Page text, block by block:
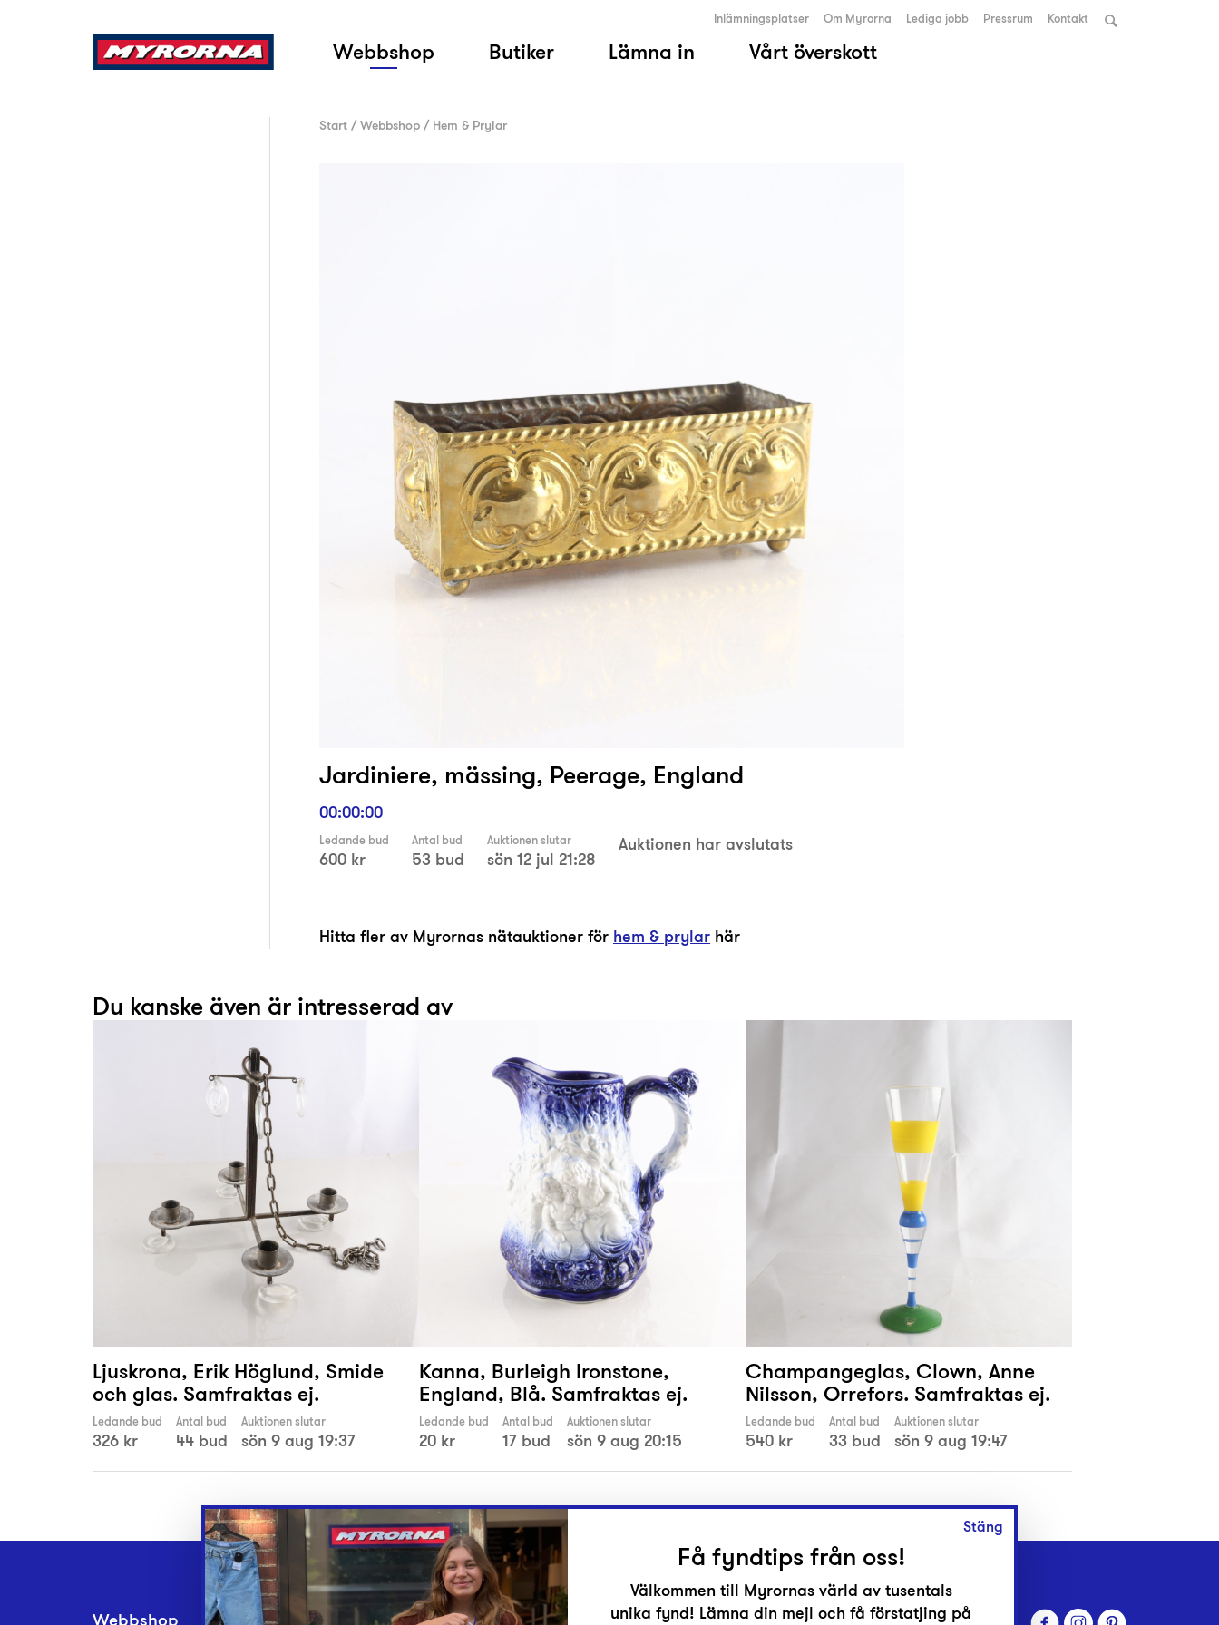
Webbshop Butiker Lämna in Vårt överskott
Inlämningsplatser Om Myrorna Lediga jobb Pressrum Kontakt
Start /Webbshop / Hem & Prylar
Jardiniere, mässing, Peerage, England
00:00:00
Ledande bud
600 kr
Antal bud
53 bud
Auktionen slutar
sön 12 jul 21:28
Auktionen har avslutats
Hitta fler av Myrornas nätauktioner för hem & prylar här
Du kanske även är intresserad av
Ljuskrona, Erik Höglund, Smide
och glas. Samfraktas ej.
Ledande bud
326 kr
Antal bud
44 bud
Auktionen slutar
sön 9 aug 19:37
Kanna, Burleigh Ironstone,
England, Blå. Samfraktas ej.
Ledande bud
20 kr
Antal bud
17 bud
Auktionen slutar
sön 9 aug 20:15
Champangeglas, Clown, Anne
Nilsson, Orrefors. Samfraktas ej.
Ledande bud
540 kr
Antal bud
33 bud
Auktionen slutar
sön 9 aug 19:47
Stäng
Få fyndtips från oss!
Välkommen till Myrornas värld av tusentals
unika fynd! Lämna din mejl och få förstatjing på